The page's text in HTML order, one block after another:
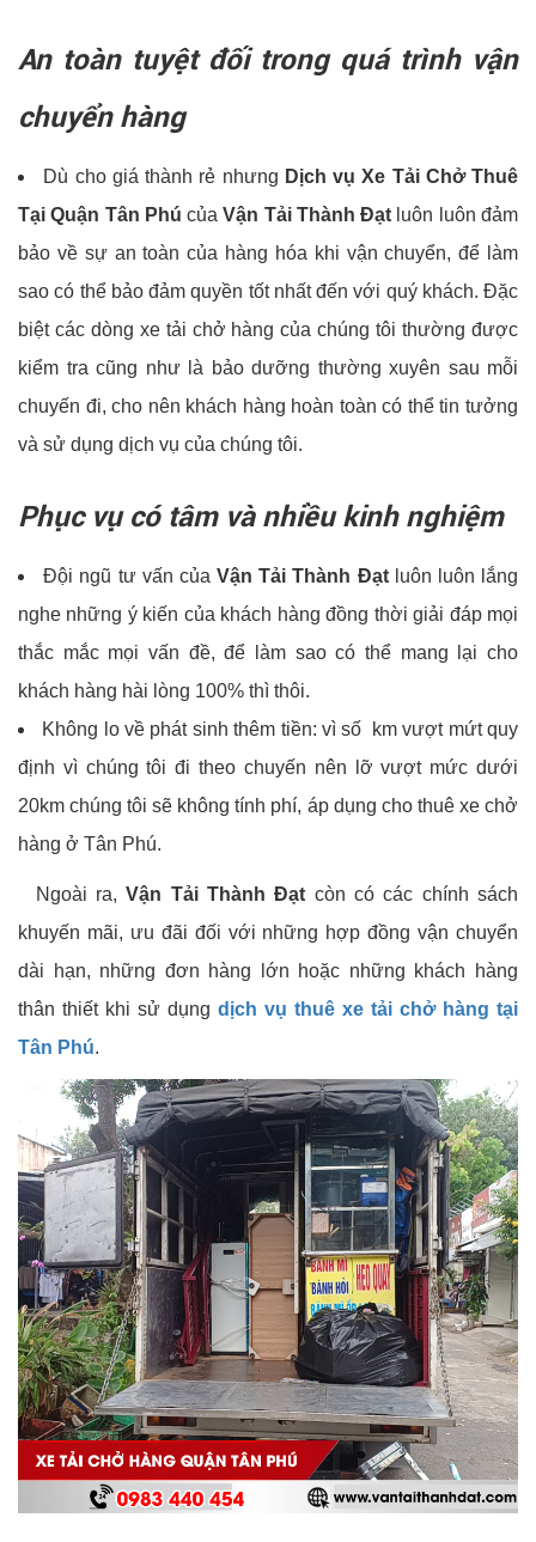
An toàn tuyệt đối trong quá trình vận
chuyển hàng
Dù cho giá thành rẻ nhưng Dịch vụ Xe Tải Chở Thuê
Tại Quận Tân Phú củaVận Tải Thành Đạt luôn luôn đảm
bảo về sự an toàn của hàng hóa khi vận chuyển, để làm
sao có thể bảo đảm quyền tốt nhất đến với quý khách. Đặc
biệt các dòng xe tải chở hàng của chúng tôi thường được
kiểm tra cũng như là bảo dưỡng thường xuyên sau mỗi
chuyến đi, cho nên khách hàng hoàn toàn có thể tin tưởng
và sử dụng dịch vụ của chúng tôi.
Phục vụ có tâm và nhiều kinh nghiệm
Đội ngũ tư vấn củaVận Tải Thành Đạtluôn luôn lắng
nghe những ý kiến của khách hàng đồng thời giải đáp mọi
thắc mắc mọi vấn đề, để làm sao có thể mang lại cho
khách hàng hài lòng 100% thì thôi.
Không lo về phát sinh thêm tiền: vì số km vượt mứt quy
định vì chúng tôi đi theo chuyến nên lỡ vượt mức dưới
20km chúng tôi sẽ không tính phí, áp dụng cho thuê xe chở
hàng ở Tân Phú.
Ngoài ra,Vận Tải Thành Đạt còn có các chính sách
khuyến mãi, ưu đãi đối với những hợp đồng vận chuyển
dài hạn, những đơn hàng lớn hoặc những khách hàng
thân thiết khi sử dụng dịch vụ thuê xe tải chở hàng tại
Tân Phú.